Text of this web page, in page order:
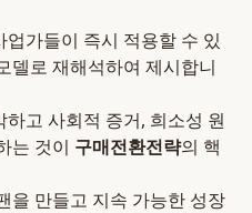
가들이 즉시 적용할 수 있
델로 재해석하여 제시합니
고 사회적 증거, 희소성 원
는 것이 구매전환전략의 핵
을 만들고 지속 가능한 성장